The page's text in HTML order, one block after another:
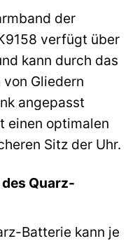
der
verfügt über
kann durch das
Gliedern
angepasst
einen optimalen
Sitz der Uhr.
Quarz-
Batterie kann je